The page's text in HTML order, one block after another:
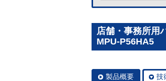
店舗・事務所用
MPU-P56HA5
製品概要 技